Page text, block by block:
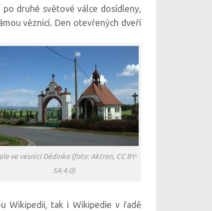
druhé světové válce dosídleny,
věznicí. Den otevřených dveří
ve vesnici Dědinka (foto: Aktron, CC BY-
SA 4.0)
Wikipedii, tak i Wikipedie v řadě